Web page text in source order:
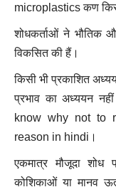
microplastics कण
शोधकर्ताओं ने भौतिक
विकसित की हैं।
किसी भी प्रकाशित
प्रभाव का अध्ययन
know why not to
reason in hindi।
एकमात्र मौजूदा शोध
कोशिकाओं या मानव